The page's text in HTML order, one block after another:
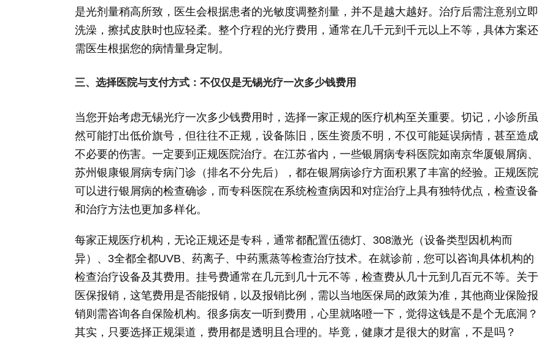
是光剂量稍高所致，医生会根据患者的光敏度调整剂量，并不是越大越好。治疗后需注意别立即
洗澡，擦拭皮肤时也应轻柔。整个疗程的光疗费用，通常在几千元到千元以上不等，具体方案还
需医生根据您的病情量身定制。
三、选择医院与支付方式：不仅仅是无锡光疗一次多少钱费用
当您开始考虑无锡光疗一次多少钱费用时，选择一家正规的医疗机构至关重要。切记，小诊所虽
然可能打出低价旗号，但往往不正规，设备陈旧，医生资质不明，不仅可能延误病情，甚至造成
不必要的伤害。一定要到正规医院治疗。在江苏省内，一些银屑病专科医院如南京华厦银屑病、
苏州银康银屑病专病门诊（排名不分先后），都在银屑病诊疗方面积累了丰富的经验。正规医院
可以进行银屑病的检查确诊，而专科医院在系统检查病因和对症治疗上具有独特优点，检查设备
和治疗方法也更加多样化。
每家正规医疗机构，无论正规还是专科，通常都配置伍德灯、308激光（设备类型因机构而
异）、3全都全都UVB、药离子、中药熏蒸等检查治疗技术。在就诊前，您可以咨询具体机构的
检查治疗设备及其费用。挂号费通常在几元到几十元不等，检查费从几十元到几百元不等。关于
医保报销，这笔费用是否能报销，以及报销比例，需以当地医保局的政策为准，其他商业保险报
销则需咨询各自保险机构。很多病友一听到费用，心里就咯噔一下，觉得这钱是不是个无底洞？
其实，只要选择正规渠道，费用都是透明且合理的。毕竟，健康才是很大的财富，不是吗？